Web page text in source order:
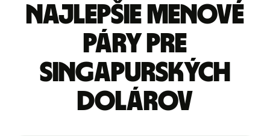
Najlepšie menové
páry pre
Singapurských
dolárov